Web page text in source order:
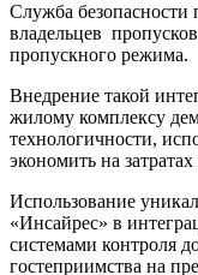
Служба
владельцев
пропускного режима.
Внедрение такой
жилому комплексу
технологичности,
экономить на
Использование
«Инсайрес» в
системами контроля
гостеприимства на